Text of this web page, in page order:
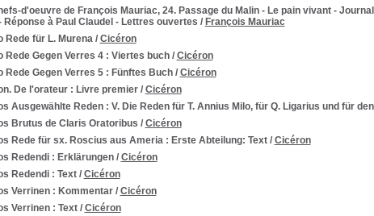
d'oeuvre de François Mauriac, 24. Passage du Malin - Le pain vivant -
Réponse à Paul Claudel - Lettres ouvertes / François Mauriac
Rede für L. Murena/ Cicéron
Rede Gegen Verres 4: Viertes buch/ Cicéron
Rede Gegen Verres 5: Fünftes Buch/ Cicéron
De l'orateur: Livre premier/ Cicéron
Ausgewählte Reden: V. Die Reden für T. Annius Milo, für Q. Ligarius und für
Brutus de Claris Oratoribus / Cicéron
Rede für sx. Roscius aus Ameria: Erste Abteilung: Text/ Cicéron
Redendi: Erklärungen/ Cicéron
Redendi: Text/ Cicéron
Verrinen: Kommentar/ Cicéron
Verrinen: Text/ Cicéron